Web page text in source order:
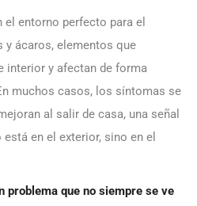
el entorno perfecto para el
y ácaros, elementos que
interior y afectan de forma
muchos casos, los síntomas se
al salir de casa, una señal
en el exterior, sino en el
problema que no siempre se ve